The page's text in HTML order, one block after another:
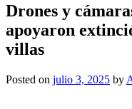
Drones y
apoyaron
villas
Posted on julio 3, 2025 by